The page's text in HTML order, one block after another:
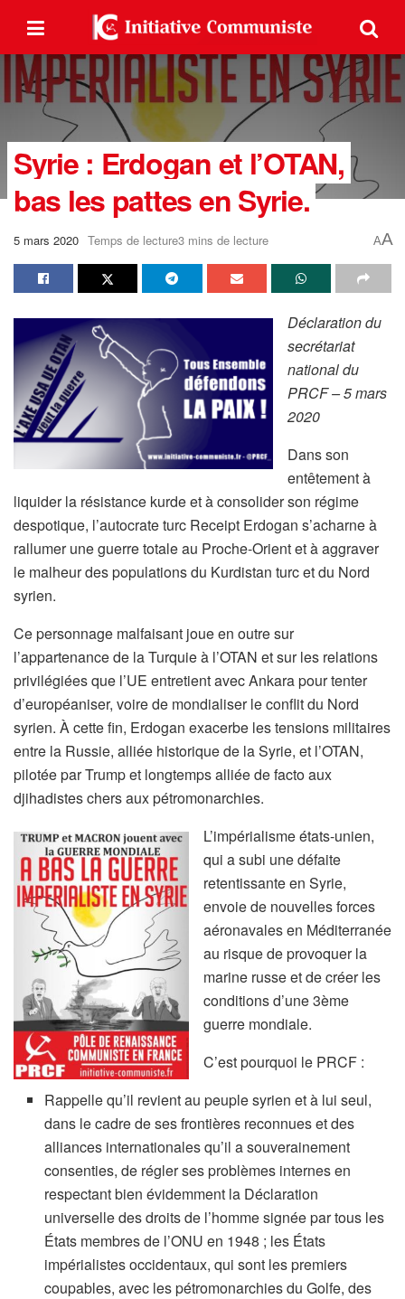
Syrie : Erdogan et l’OTAN,
bas les pattes en Syrie.
5 mars 2020 Temps de lecture3 mins de lecture AA
Déclaration du
secrétariat
national du
PRCF – 5 mars
2020
Dans son
entêtement à
liquider la résistance kurde et à consolider son régime
despotique, l’autocrate turc Receipt Erdogan s’acharne à
rallumer une guerre totale au Proche-Orient et à aggraver
le malheur des populations du Kurdistan turc et du Nord
syrien.
Ce personnage malfaisant joue en outre sur
l’appartenance de la Turquie à l’OTAN et sur les relations
privilégiées que l’UE entretient avec Ankara pour tenter
d’européaniser, voire de mondialiser le conflit du Nord
syrien. À cette fin, Erdogan exacerbe les tensions militaires
entre la Russie, alliée historique de la Syrie, et l’OTAN,
pilotée par Trump et longtemps alliée de facto aux
djihadistes chers aux pétromonarchies.
L’impérialisme états-unien,
qui a subi une défaite
retentissante en Syrie,
envoie de nouvelles forces
aéronavales en Méditerranée
au risque de provoquer la
marine russe et de créer les
conditions d’une 3ème
guerre mondiale.
C’est pourquoi le PRCF :
Rappelle qu’il revient au peuple syrien et à lui seul,
dans le cadre de ses frontières reconnues et des
alliances internationales qu’il a souverainement
consenties, de régler ses problèmes internes en
respectant bien évidemment la Déclaration
universelle des droits de l’homme signée par tous les
États membres de l’ONU en 1948 ; les États
impérialistes occidentaux, qui sont les premiers
coupables, avec les pétromonarchies du Golfe, des